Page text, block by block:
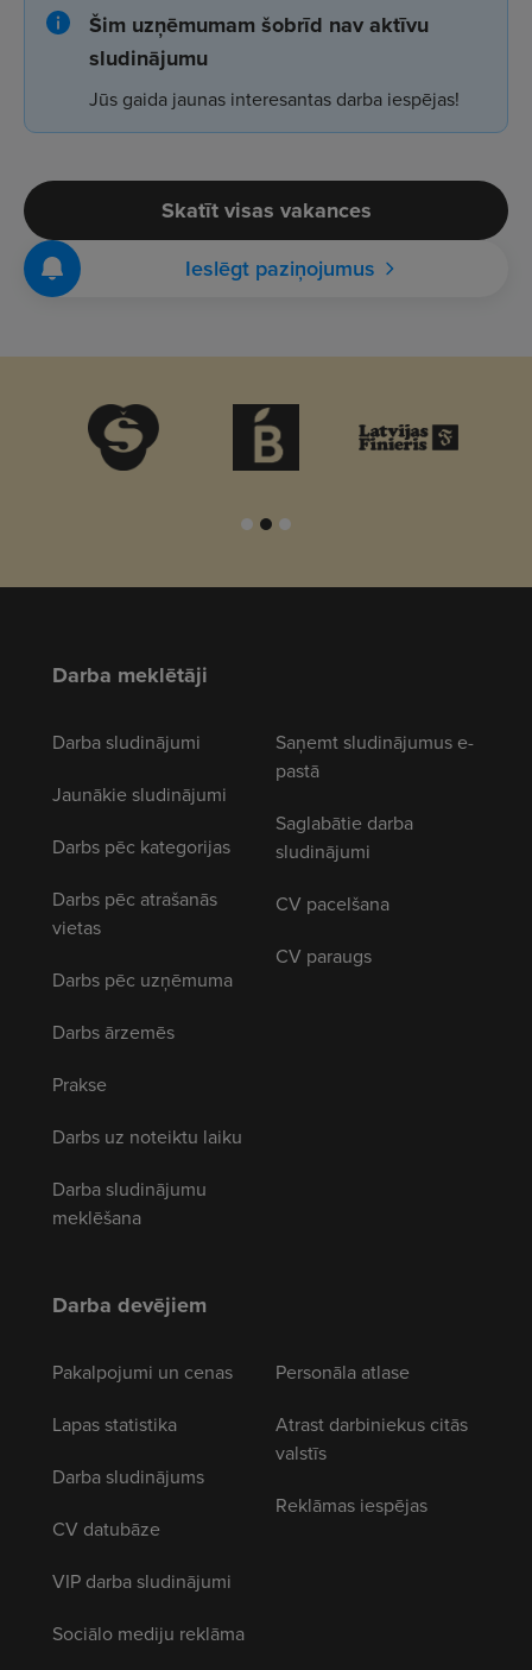
Šim uzņēmumam šobrīd nav aktīvu
sludinājumu
Jūs gaida jaunas interesantas darba iespējas!
Skatīt visas vakances
Ieslēgt paziņojumus
Darba meklētāji
Darba sludinājumi
Jaunākie sludinājumi
Darbs pēc kategorijas
Darbs pēc atrašanās
vietas
Darbs pēc uzņēmuma
Darbs ārzemēs
Prakse
Darbs uz noteiktu laiku
Darba sludinājumu
meklēšana
Saņemt sludinājumus e-
pastā
Saglabātie darba
sludinājumi
CV pacelšana
CV paraugs
Darba devējiem
Pakalpojumi un cenas
Lapas statistika
Darba sludinājums
CV datubāze
VIP darba sludinājumi
Sociālo mediju reklāma
Personāla atlase
Atrast darbiniekus citās
valstīs
Reklāmas iespējas